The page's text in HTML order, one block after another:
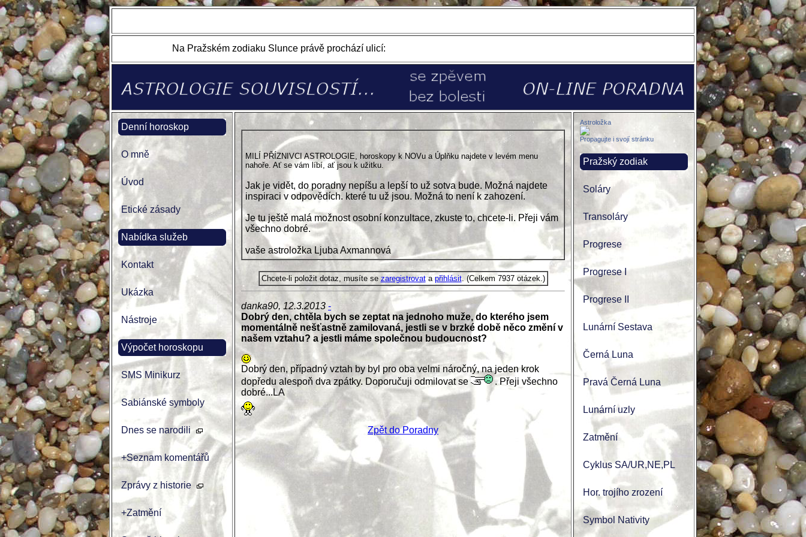
Na Pražském zodiaku Slunce právě prochází ulicí:
Denní horoskop
O mně
Úvod
Etické zásady
Nabídka služeb
Kontakt
Ukázka
Nástroje
Výpočet horoskopu
SMS Minikurz
Sabiánské symboly
Dnes se narodili
+Seznam komentářů
Zprávy z historie
+Zatmění
MILÍ PŘÍZNIVCI ASTROLOGIE, horoskopy k NOVu a Úplňku najdete v levém menu
nahoře. Ať se vám líbí, ať jsou k užitku.
Jak je vidět, do poradny nepíšu a lepší to už sotva bude. Možná najdete
inspiraci v odpovědích. které tu už jsou. Možná to není k zahození.
Je tu ještě malá možnost osobní konzultace, zkuste to, chcete-li. Přeji vám
všechno dobré.
vaše astroložka Ljuba Axmannová
Chcete-li položit dotaz, musíte se zaregistrovata přihlásit. (Celkem 7937 otázek.)
danka90, 12.3.2013 -
Dobrý den, chtěla bych se zeptat na jednoho muže, do kterého jsem
momentálně nešťastně zamilovaná, jestli se v brzké době něco změní v
našem vztahu? a jestli máme společnou budoucnost?
Dobrý den, případný vztah by byl pro oba velmi náročný, na jeden krok
dopředu alespoň dva zpátky. Doporučuji odmilovat se
. Přeji všechno
dobré...LA
Zpět do Poradny
Astroložka
Propagujte i svojí stránku
Pražský zodiak
Soláry
Transoláry
Progrese
Progrese I
Progrese II
Lunární Sestava
Černá Luna
Pravá Černá Luna
Lunární uzly
Zatmění
Cyklus SA/UR,NE,PL
Hor. trojího zrození
Symbol Nativity